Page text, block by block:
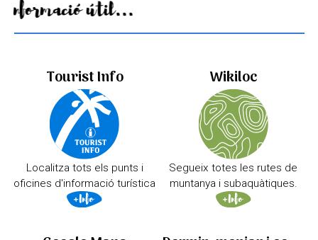
Informació útil...
Tourist Info
Localitza tots els punts i
oficines d'informació turística
Wikiloc
Segueix totes les rutes de
muntanya i subaquàtiques.